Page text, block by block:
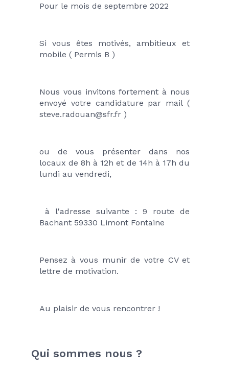
Pour le mois de septembre 2022
Si vous êtes motivés, ambitieux et
mobile ( Permis B )
Nous vous invitons fortement à nous
envoyé votre candidature par mail (
steve.radouan@sfr.fr )
ou de vous présenter dans nos
locaux de 8h à 12h et de 14h à 17h du
lundi au vendredi,
à l'adresse suivante : 9 route de
Bachant 59330 Limont Fontaine
Pensez à vous munir de votre CV et
lettre de motivation.
Au plaisir de vous rencontrer !
Qui sommes nous ?